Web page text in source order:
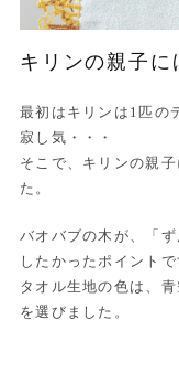
キリンの親子に
最初はキリンは1匹の
寂し気・・・
そこで、キリンの親
た。
バオバブの木が、「
したかったポイントで
タオル生地の色は、
を選びました。